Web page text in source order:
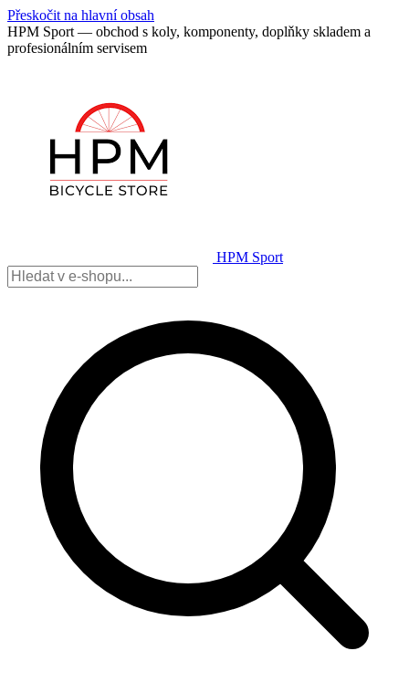
Přeskočit na hlavní obsah
HPM Sport — obchod s koly, komponenty, doplňky skladem a
profesionálním servisem
HPM Sport